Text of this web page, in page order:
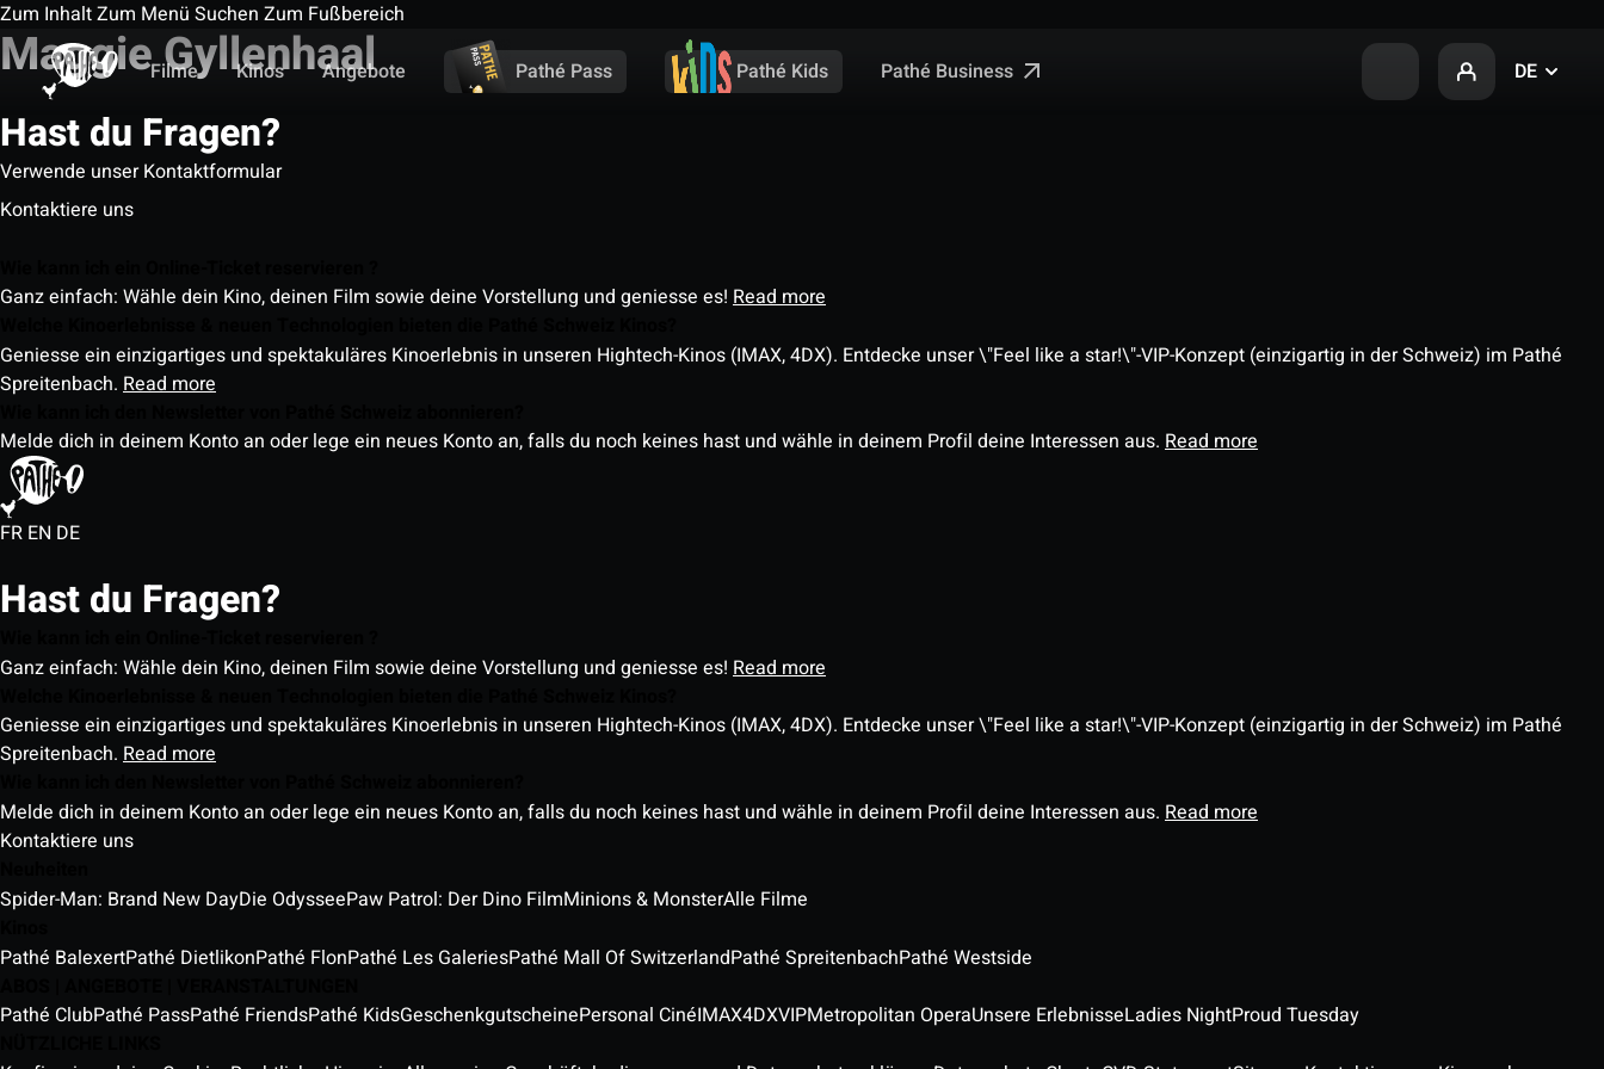
Zum InhaltZum Menü Suchen Zum Fußbereich
Filme
Kinos Angebote Pathé Pass Pathé Kids Pathé Business DE
Maggie Gyllenhaal
Hast du Fragen?
Verwende unser Kontaktformular
Kontaktiere uns
Ganz einfach: Wähle dein Kino, deinen Film sowie deine Vorstellung und geniesse es! Read more
Geniesse ein einzigartiges und spektakuläres Kinoerlebnis in unseren Hightech-Kinos (IMAX, 4DX). Entdecke unser \"Feel like a star!\"-VIP-Konzept (einzigartig in der Schweiz) im Pathé
Spreitenbach. Read more
Melde dich in deinem Konto an oder lege ein neues Konto an, falls du noch keines hast und wähle in deinem Profil deine Interessen aus. Read more
FR EN DE
Hast du Fragen?
Ganz einfach: Wähle dein Kino, deinen Film sowie deine Vorstellung und geniesse es! Read more
Geniesse ein einzigartiges und spektakuläres Kinoerlebnis in unseren Hightech-Kinos (IMAX, 4DX). Entdecke unser \"Feel like a star!\"-VIP-Konzept (einzigartig in der Schweiz) im Pathé
Spreitenbach. Read more
Melde dich in deinem Konto an oder lege ein neues Konto an, falls du noch keines hast und wähle in deinem Profil deine Interessen aus. Read more
Kontaktiere uns
Spider-Man: Brand New DayDie OdysseePaw Patrol: Der Dino FilmMinions & MonsterAlle Filme
Pathé BalexertPathé DietlikonPathé FlonPathé Les GaleriesPathé Mall Of SwitzerlandPathé SpreitenbachPathé Westside
Pathé ClubPathé PassPathé FriendsPathé KidsGeschenkgutscheinePersonal CinéIMAX4DXVIPMetropolitan OperaUnsere ErlebnisseLadies NightProud Tuesday